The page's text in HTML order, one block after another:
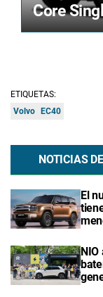
Core
ETIQUETAS:
Volvo EC40
NOTICIAS
El
NIO